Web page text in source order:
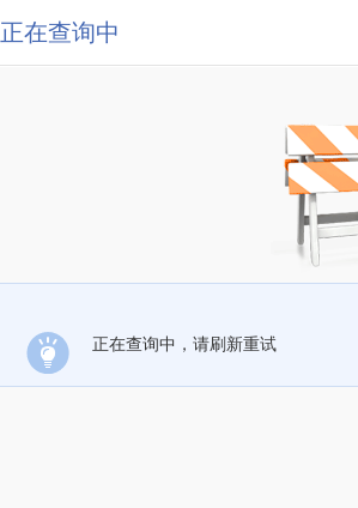
正在查询中
正在查询中，请刷新重试